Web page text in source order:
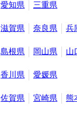
愛知県 三重県
滋賀県 奈良県 兵
島根県 岡山県 山
香川県 愛媛県
佐賀県 宮崎県 熊